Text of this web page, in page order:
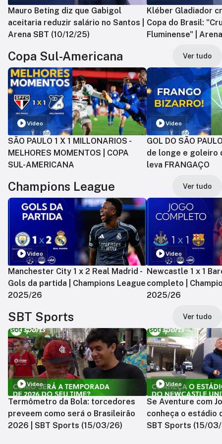
Mauro Beting diz que Gabigol
aceitaria reduzir salário no Santos |
Arena SBT (10/12/25)
Kléber Gladiador
Copa do Brasil:
Fluminense" |
Copa Sul-Americana Ver tudo
Vídeo
SÃO PAULO 1 X 1 MILLONARIOS -
MELHORES MOMENTOS | COPA
SUL-AMERICANA
Vídeo
GOL DO SÃO
de longe e goleiro
leva FRANGAÇO
Champions League Ver tudo
Vídeo
Manchester City 1 x 2 Real Madrid -
Gols da partida | Champions League
2025/26
Vídeo
Newcastle 1 x 1
completo |
2025/26
SBT Sports Ver tudo
Vídeo
Termômetro da Bola: torcedores
preveem como será o Brasileirão
2026 | SBT Sports (15/03/26)
Vídeo
Se Aventure com
conheça o estádio
SBT Sports (15/